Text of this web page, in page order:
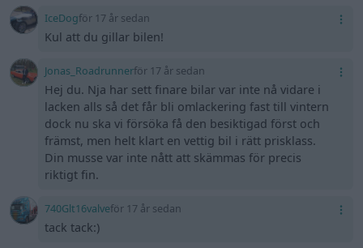
IceDogför 17 år sedan
Kul att du gillar bilen!
Jonas_Roadrunnerför 17 år sedan
Hej du. Nja har sett finare bilar var inte nå vidare i
lacken alls så det får bli omlackering fast till vintern
dock nu ska vi försöka få den besiktigad först och
främst, men helt klart en vettig bil i rätt prisklass.
Din musse var inte nått att skämmas för precis
riktigt fin.
740Glt16valveför 17 år sedan
tack tack:)